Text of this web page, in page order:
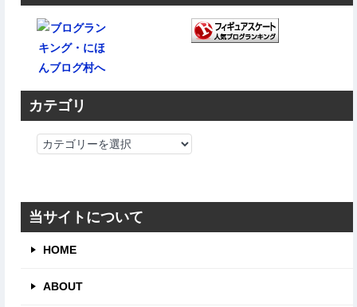
カテゴリ
カ
リ
当サイトについて
HOME
ABOUT